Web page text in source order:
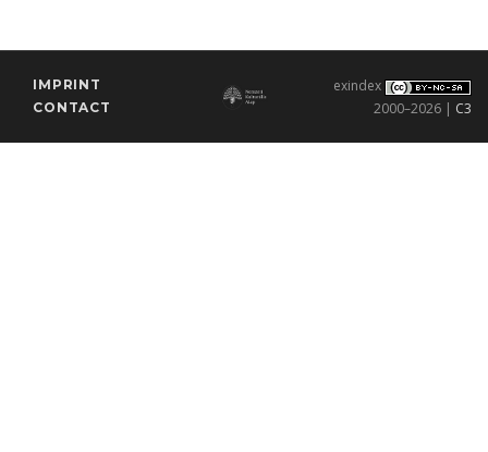
IMPRINT
CONTACT
exindex
2000–2026 | C3